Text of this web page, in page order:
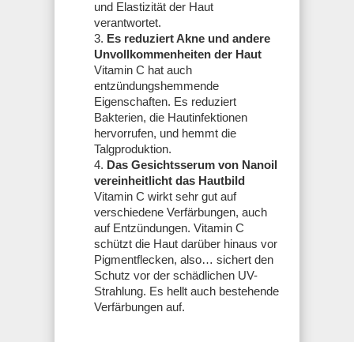
und Elastizität der Haut
verantwortet.
Es reduziert Akne und andere
Unvollkommenheiten der Haut
Vitamin C hat auch
entzündungshemmende
Eigenschaften. Es reduziert
Bakterien, die Hautinfektionen
hervorrufen, und hemmt die
Talgproduktion.
Das Gesichtsserum von Nanoil
vereinheitlicht das Hautbild
Vitamin C wirkt sehr gut auf
verschiedene Verfärbungen, auch
auf Entzündungen. Vitamin C
schützt die Haut darüber hinaus vor
Pigmentflecken, also… sichert den
Schutz vor der schädlichen UV-
Strahlung. Es hellt auch bestehende
Verfärbungen auf.